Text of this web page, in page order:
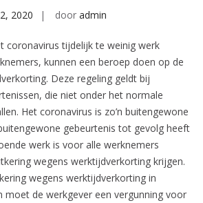
2020 door admin
coronavirus tijdelijk te weinig werk
kunnen een beroep doen op de
Deze regeling geldt bij
die niet onder het normale
Het coronavirus is zo’n buitengewone
gebeurtenis tot gevolg heeft
werk is voor alle werknemers
wegens werktijdverkorting krijgen.
wegens werktijdverkorting in
moet de werkgever een vergunning voor